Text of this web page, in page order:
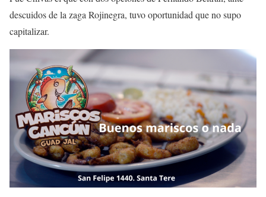
descuidos de la zaga Rojinegra, tuvo oportunidad que no supo
capitalizar.